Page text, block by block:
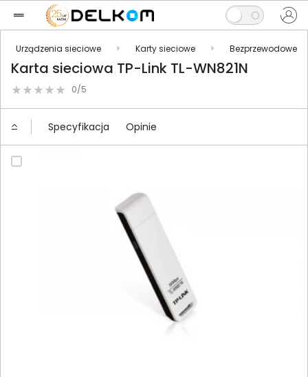
Urządzenia sieciowe Karty sieciowe Bezprzewodowe
Karta sieciowa TP-Link TL-WN821N
0/5
Specyfikacja Opinie